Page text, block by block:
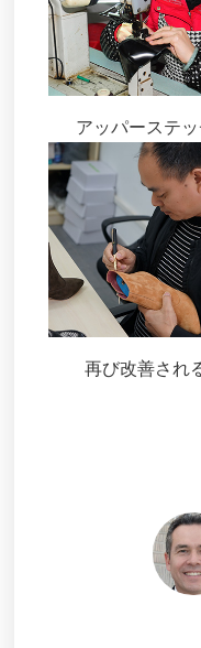
アッパーステ
再び改善され